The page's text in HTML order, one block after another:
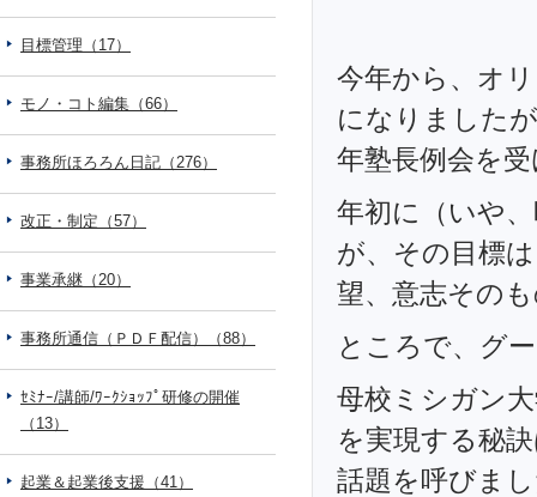
今年から、オ
になりました
年塾長例会を
年初に（いや
が、その目標
望、意志その
ところで、グ
母校ミシガン
を実現する秘
話題を呼びま
目標管理（17）
モノ・コト編集（66）
事務所ほろろん日記（276）
改正・制定（57）
事業承継（20）
事務所通信（ＰＤＦ配信）（88）
ｾﾐﾅｰ/講師/ﾜｰｸｼｮｯﾌﾟ研修の開催
（13）
起業＆起業後支援（41）